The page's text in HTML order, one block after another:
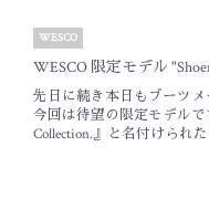
送業務・お問い合わせの
となりますのでご了承下
限定ではございますが【全
やメールでの通販にも対
せ。【Stickers Campaign】
催しております。詳しく
WESCO
WESCO 限定モデル
先日に続き本日もブーツメ
今回は待望の限定モデルで
Collection.』と名付けられ
デル。このコレクション
り、欠かすことの出来な